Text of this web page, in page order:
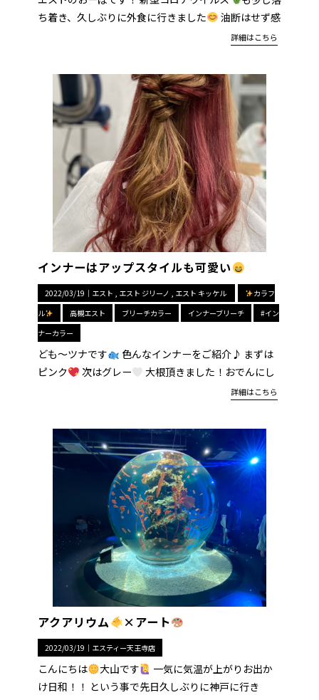
ち着き、久しぶりに外食に行きました
油断はせず感
詳細はこちら
インナーはアップスタイルも可愛い
2022/03/19｜ エスト エスト ジリーノ エスト キッケル
カラフ
ル
高槻エスト ブリーチカラー インナーブリーチ
#イン
ナーカラー
ども〜ツナです
色んなインナーをご紹介♪ まずは
ピンク
次はグレー 大根頂きました！おでんにし
詳細はこちら
アクアリウム ×アート
2022/03/19｜ エスティー天王寺店
こんにちは 大山です
一気に気温が上がりお出か
け日和！！ という事で先日久しぶりに神戸に行き